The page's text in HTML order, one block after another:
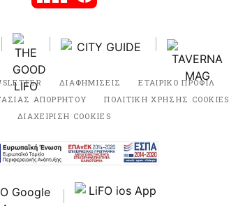
ΔΙΑΦΗΜΙΣΕΙΣ ΕΤΑΙΡΙΚΟ ΠΡΟΦΙΛ
ΑΠΟΡΡΗΤΟΥ
ΠΟΛΙΤΙΚΗ ΧΡΗΣΗΣ COOKIES
ΔΙΑΧΕΙΡΙΣΗ COOKIES